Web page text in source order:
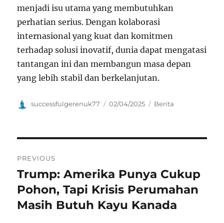
menjadi isu utama yang membutuhkan
perhatian serius. Dengan kolaborasi
internasional yang kuat dan komitmen
terhadap solusi inovatif, dunia dapat mengatasi
tantangan ini dan membangun masa depan
yang lebih stabil dan berkelanjutan.
Author
successfulgerenuk77
Posted
02/04/2025 Categories
Berita
pos
PREVIOUS
Previous
post:
Trump: Amerika Punya Cukup
Pohon, Tapi Krisis Perumahan
Masih Butuh Kayu Kanada